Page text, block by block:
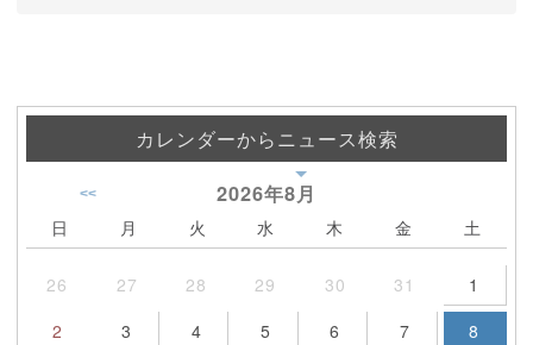
カレンダーからニュース検索
2026年8月
<<
日 月 火 水 木 金 土
26 27 28 29 30 31
1
2
3 4 5 6 7
8